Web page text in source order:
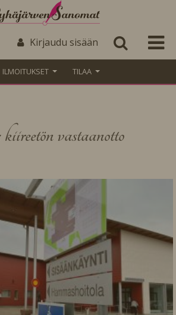
Kirjaudu sisään
ILMOITUKSET TILAA
vastaanotto